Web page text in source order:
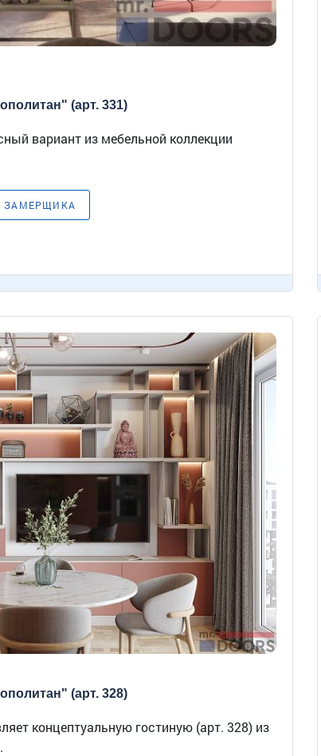
(арт. 331)
вариант из мебельной коллекции
ЗАМЕРЩИКА
(арт. 328)
концептуальную гостиную (арт. 328) из